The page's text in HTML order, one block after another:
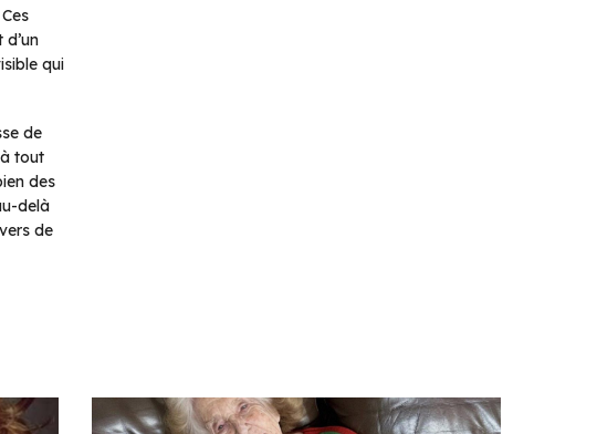
qui
de
tout
des
delà
de